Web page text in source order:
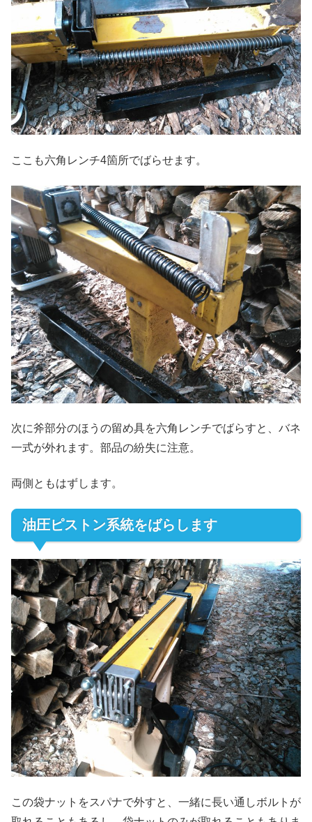
ここも六角レンチ4箇所でばらせます。
次に斧部分のほうの留め具を六角レンチでばらすと、バネ
一式が外れます。部品の紛失に注意。
両側ともはずします。
油圧ピストン系統をばらします
この袋ナットをスパナで外すと、一緒に長い通しボルトが